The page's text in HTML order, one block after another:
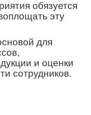
обязуется
эту
для
и оценки
сотрудников.